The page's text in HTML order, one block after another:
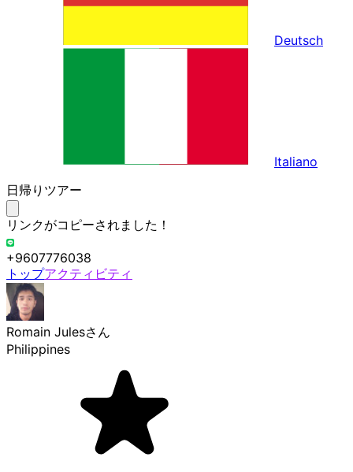
Deutsch
Italiano
日帰りツアー
リンクがコピーされました！
+9607776038
トップアクティビティ
Romain Julesさん
Philippines